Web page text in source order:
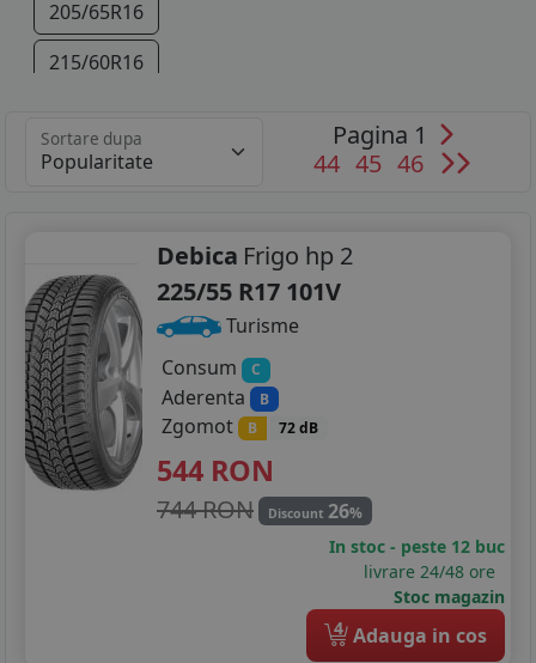
205/65R16
215/60R16
225/55R17
245/45R19
Sortare dupa
Pagina 1
44 45 46
Debica Frigo hp 2
225/55 R17 101V
Turisme
Consum
C
Aderenta B
Zgomot B 72 dB
544 RON
744 RON Discount 26%
In stoc - peste 12 buc
livrare 24/48 ore
Stoc magazin
4 Adauga in cos